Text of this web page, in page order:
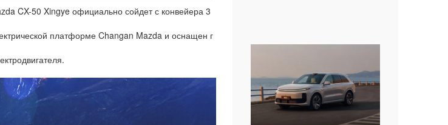
CX-50 Xingye официально сойдет с конвейера 3
платформе Changan Mazda и оснащен г